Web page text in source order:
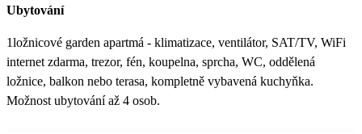
Ubytování
1ložnicové garden apartmá - klimatizace, ventilátor, SAT/TV, WiFi
internet zdarma, trezor, fén, koupelna, sprcha, WC, oddělená
ložnice, balkon nebo terasa, kompletně vybavená kuchyňka.
Možnost ubytování až 4 osob.